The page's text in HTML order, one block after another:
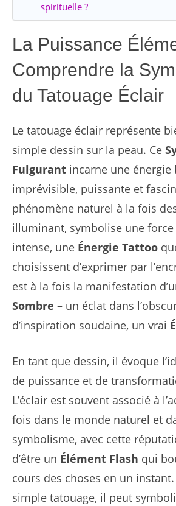
spirituelle ?
La Puissance
Comprendre la
du Tatouage Éclair
Le tatouage éclair représente
simple dessin sur la peau. Ce
Fulgurant incarne une énergie
imprévisible, puissante et
phénomène naturel à la fois
illuminant, symbolise une
intense, une Énergie Tattoo
choisissent d’exprimer par
est à la fois la manifestation
Sombre – un éclat dans
d’inspiration soudaine, un vrai
En tant que dessin, il évoque
de puissance et de
L’éclair est souvent associé à
fois dans le monde naturel et
symbolisme, avec cette
d’être un Élément Flash qui
cours des choses en un instant.
simple tatouage, il peut